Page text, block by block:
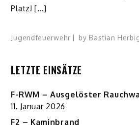
Platz! […]
Jugendfeuerwehr by Bastian
LETZTE EINSÄTZE
F-RWM – Ausgelöster
11. Januar 2026
F2 – Kaminbrand